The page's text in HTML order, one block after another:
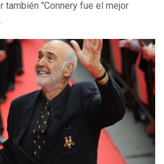
también "Connery fue el mejor